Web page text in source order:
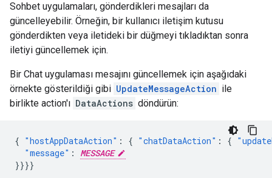
Sohbet uygulamaları, gönderdikleri mesajları da
güncelleyebilir. Örneğin, bir kullanıcı iletişim kutusu
gönderdikten veya iletideki bir düğmeyi tıkladıktan sonra
iletiyi güncellemek için.
Bir Chat uygulaması mesajını güncellemek için aşağıdaki
örnekte gösterildiği gibi UpdateMessageAction ile
birlikte action'ı DataActions döndürün:
{ "hostAppDataAction" : { "chatDataAction" : {
"message" :
MESSAGE
}}}}